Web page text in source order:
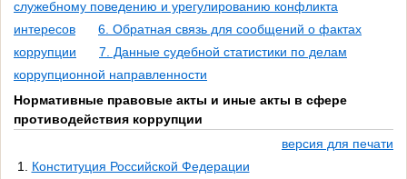
служебному поведению и урегулированию конфликта
интересов
6. Обратная связь для сообщений о фактах
коррупции
7. Данные судебной статистики по делам
коррупционной направленности
Нормативные правовые акты и иные акты в сфере
противодействия коррупции
версия для печати
1. Конституция Российской Федерации